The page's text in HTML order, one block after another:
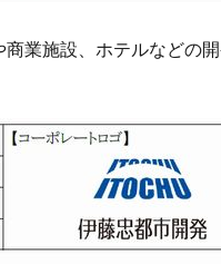
業施設、ホテルなどの